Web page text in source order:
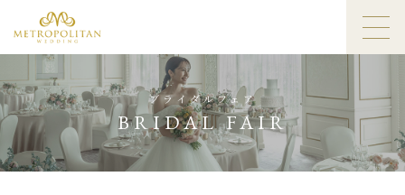
ブライダルフェア
BRIDAL FAIR